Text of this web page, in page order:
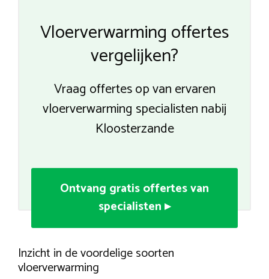
Vloerverwarming offertes
vergelijken?
Vraag offertes op van ervaren
vloerverwarming specialisten nabij
Kloosterzande
Ontvang gratis offertes van
specialisten ▸
Inzicht in de voordelige soorten
vloerverwarming